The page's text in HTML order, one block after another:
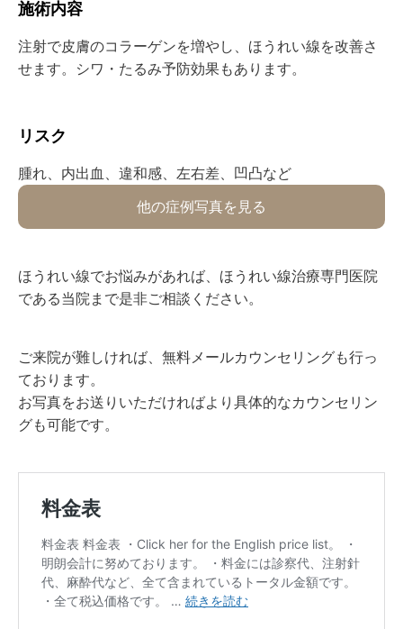
施術内容⁡⁡⁡
注射で皮膚のコラーゲンを増やし、ほうれい線を改善さ
せます。シワ・たるみ予防効果もあります。
リスク⁡
⁡腫れ、内出血、違和感、左右差、凹凸など⁡
他の症例写真を見る
ほうれい線でお悩みがあれば、ほうれい線治療専門医院
である当院まで是非ご相談ください。
ご来院が難しければ、無料メールカウンセリングも行っ
ております。
お写真をお送りいただければより具体的なカウンセリン
グも可能です。